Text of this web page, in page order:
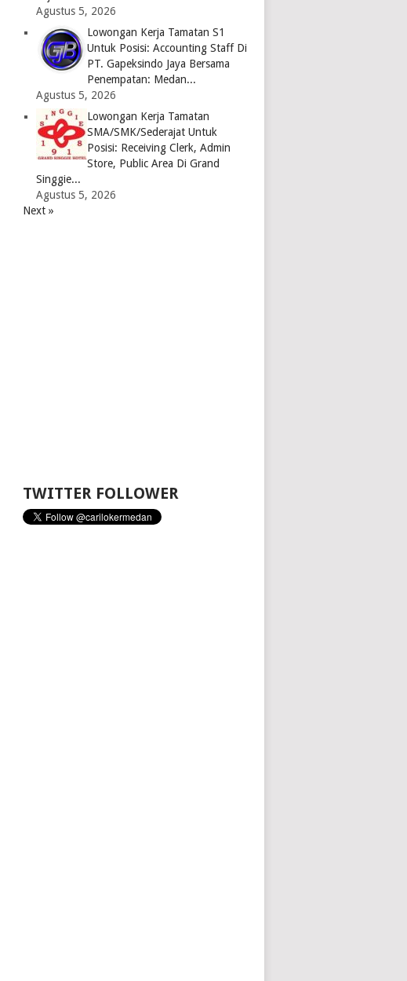
Agustus 5, 2026
Lowongan Kerja Tamatan S1
Untuk Posisi: Accounting Staff Di
PT. Gapeksindo Jaya Bersama
Penempatan: Medan...
Agustus 5, 2026
Lowongan Kerja Tamatan
SMA/SMK/Sederajat Untuk
Posisi: Receiving Clerk, Admin
Store, Public Area Di Grand
Singgie...
Agustus 5, 2026
Next »
TWITTER FOLLOWER